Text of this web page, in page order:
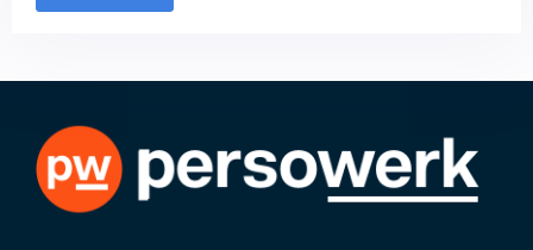
Ihnen die besten Tipps, um die perfekte Unterkunft
angenehm wie möglich zu gestalten.